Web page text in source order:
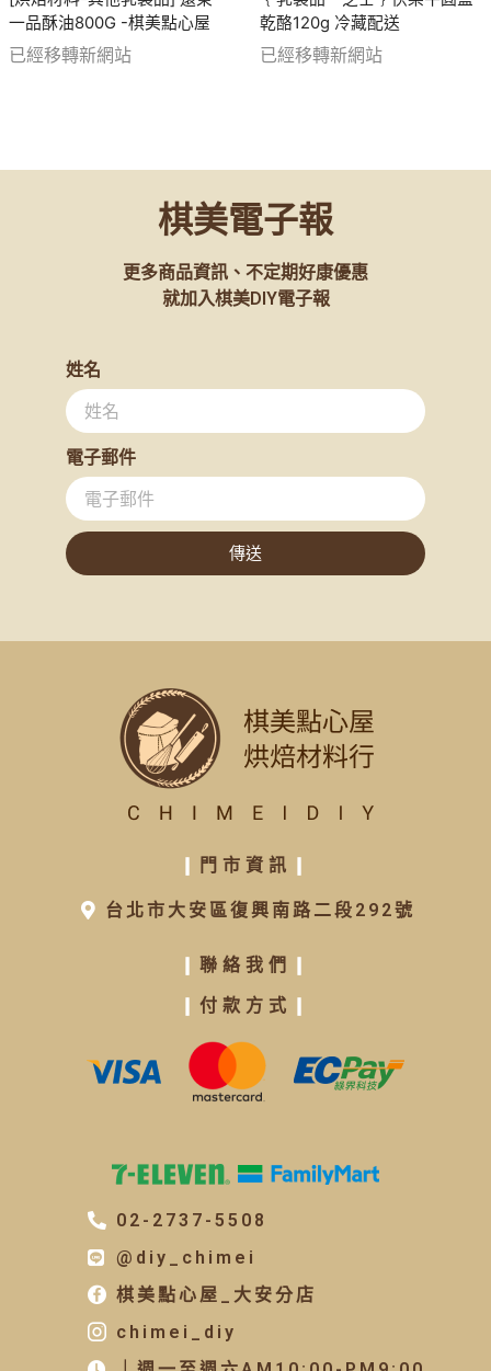
一品酥油800G -棋美點心屋
已經移轉新網站
乾酪120g 冷藏配送
已經移轉新網站
棋美電子報
更多商品資訊、不定期好康優惠
就加入棋美DIY電子報
姓名
電子郵件
傳送
門市資訊
台北市大安區復興南路二段292號
聯絡我們
付款方式
02-2737-5508
@diy_chimei
棋美點心屋_大安分店
chimei_diy